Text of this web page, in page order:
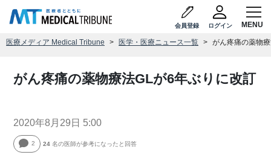
会員登録 ログイン
医療メディア Medical Tribune 医学・医療ニュース一覧 がん疼痛の薬物
がん疼痛の薬物療法GLが6年ぶりに改訂
2020年8月29日 5:00
2 24 名の医師が参考になったと回答